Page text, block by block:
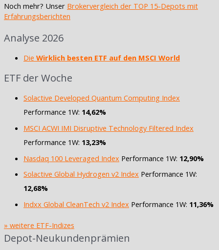
Noch mehr? Unser Brokervergleich der TOP 15-Depots mit
Erfahrungsberichten
Analyse 2026
Die Wirklich besten ETF auf den MSCI World
ETF der Woche
Solactive Developed Quantum Computing Index
Performance 1W: 14,62%
MSCI ACWI IMI Disruptive Technology Filtered Index
Performance 1W: 13,23%
Nasdaq 100 Leveraged Index Performance 1W: 12,90%
Solactive Global Hydrogen v2 Index Performance 1W:
12,68%
Indxx Global CleanTech v2 Index Performance 1W: 11,36%
» weitere ETF-Indizes
Depot-Neukundenprämien